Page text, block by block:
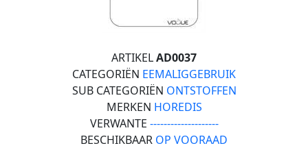
ARTIKELAD0037
CATEGORIËN EEMALIGGEBRUIK
SUB CATEGORIËN ONTSTOFFEN
MERKEN HOREDIS
VERWANTE --------------------
BESCHIKBAAR OP VOORAAD